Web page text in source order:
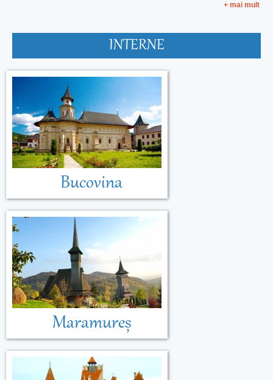
+ mai mult
INTERNE
Bucovina
Maramureș